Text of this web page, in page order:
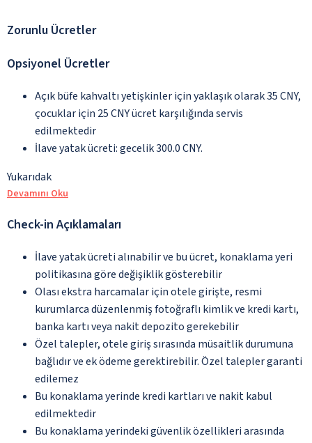
Zorunlu Ücretler
Opsiyonel Ücretler
Açık büfe kahvaltı yetişkinler için yaklaşık olarak 35 CNY,
çocuklar için 25 CNY ücret karşılığında servis
edilmektedir
İlave yatak ücreti: gecelik 300.0 CNY.
Yukarıdak
Devamını Oku
Check-in Açıklamaları
İlave yatak ücreti alınabilir ve bu ücret, konaklama yeri
politikasına göre değişiklik gösterebilir
Olası ekstra harcamalar için otele girişte, resmi
kurumlarca düzenlenmiş fotoğraflı kimlik ve kredi kartı,
banka kartı veya nakit depozito gerekebilir
Özel talepler, otele giriş sırasında müsaitlik durumuna
bağlıdır ve ek ödeme gerektirebilir. Özel talepler garanti
edilemez
Bu konaklama yerinde kredi kartları ve nakit kabul
edilmektedir
Bu konaklama yerindeki güvenlik özellikleri arasında